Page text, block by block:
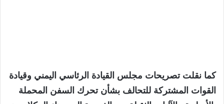
كما نقلت تصريحات مجلس القيادة الرئاسي اليمني وقيادة
القوات المشتركة للتحالف بشأن تحرك السفن المحملة